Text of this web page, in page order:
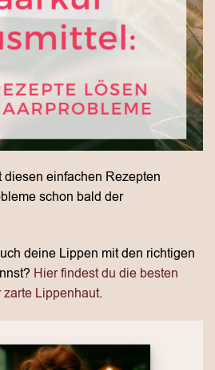
einfachen Rezepten
schon bald der
deine Lippen mit den richtigen
Hier findest du die besten
Lippenhaut.